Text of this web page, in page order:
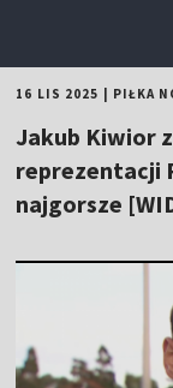
16 LIS 2025 PIŁKA
Jakub Kiwior
reprezentacji
najgorsze